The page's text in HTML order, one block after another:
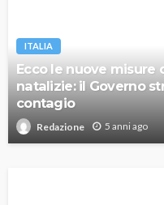
ITALIA
Ecco le nuove misure
natalizie: il Governo
contagio
Redazione 5 anni ago